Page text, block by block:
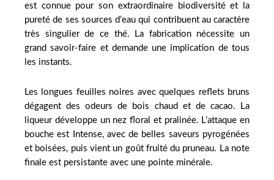
est connue pour son extraordinaire biodiversité et la
pureté de ses sources d’eau qui contribuent au caractère
très singulier de ce thé. La fabrication nécessite un
grand savoir-faire et demande une implication de tous
les instants.
Les longues feuilles noires avec quelques reflets bruns
dégagent des odeurs de bois chaud et de cacao. La
liqueur développe un nez floral et pralinée. L’attaque en
bouche est Intense, avec de belles saveurs pyrogénées
et boisées, puis vient un goût fruité du pruneau. La note
finale est persistante avec une pointe minérale.